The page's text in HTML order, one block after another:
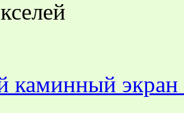
каминный экран